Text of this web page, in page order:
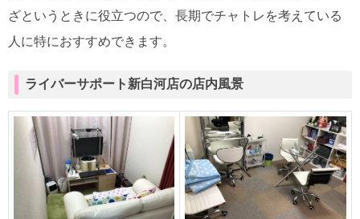
ざというときに役立つので、長期でチャトレを考えている
人に特におすすめできます。
ライバーサポート新白河店の店内風景